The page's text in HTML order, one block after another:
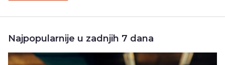
Najpopularnije u zadnjih 7 dana